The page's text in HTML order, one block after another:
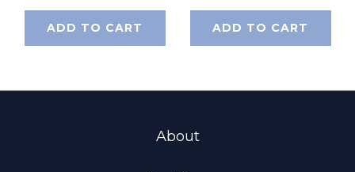
ADD TO CART ADD TO CART
About